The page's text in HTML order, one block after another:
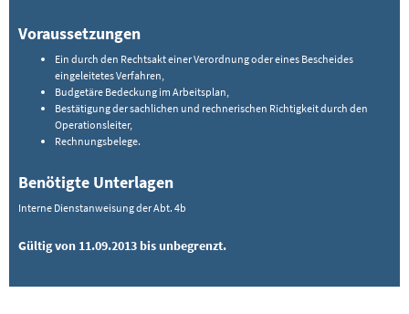
Voraussetzungen
Ein durch den Rechtsakt einer Verordnung oder eines Bescheides
eingeleitetes Verfahren,
Budgetäre Bedeckung im Arbeitsplan,
Bestätigung der sachlichen und rechnerischen Richtigkeit durch den
Operationsleiter,
Rechnungsbelege.
Benötigte Unterlagen
Interne Dienstanweisung der Abt. 4b
Gültig von 11.09.2013 bis unbegrenzt.